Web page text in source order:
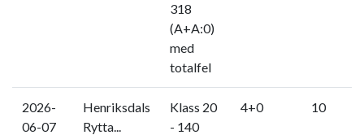
318
(A+A:0)
med
totalfel
2026-
06-07
Henriksdals
Rytta...
Klass 20
- 140
4+0 10